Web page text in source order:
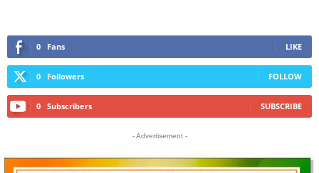
0 Fans LIKE
0 Followers FOLLOW
0 Subscribers SUBSCRIBE
- Advertisement -